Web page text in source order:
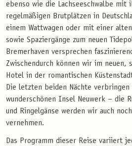
ebenso wie die Lachseeschwalbe mit
regelmäßigen Brutplätzen in
einem Wattwagen oder mit einer
sowie Spaziergänge zum neuen
Bremerhaven versprechen
Zwischendurch können wir im neuen,
Hotel in der romantischen
Die letzten beiden Nächte verbringen
wunderschönen Insel Neuwerk – die
und Ringelgänse werden wir auch
vernehmen.
Das Programm dieser Reise variiert